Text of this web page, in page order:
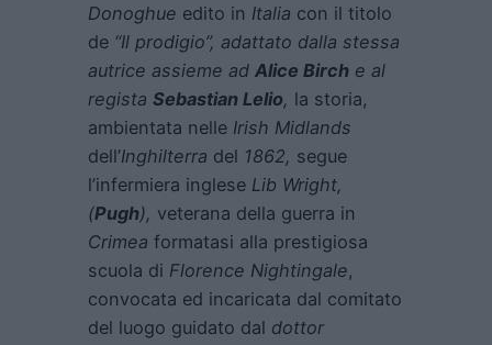
Donoghue edito in Italia con il titolo
de “Il prodigio”, adattato dalla stessa
autrice assieme ad Alice Birch e al
regista Sebastian Lelio, la storia,
ambientata nelle Irish Midlands
dell’Inghilterra del 1862, segue
l’infermiera inglese Lib Wright,
(Pugh), veterana della guerra in
Crimea formatasi alla prestigiosa
scuola di Florence Nightingale,
convocata ed incaricata dal comitato
del luogo guidato dal dottor